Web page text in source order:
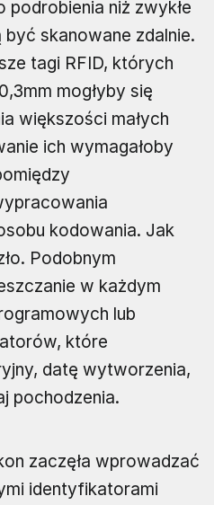
podrobienia niż zwykłe
skanowane zdalnie.
tagi RFID, których
mogłyby się
większości małych
ich wymagałoby
kodowania. Jak
Podobnym
w każdym
lub
które
datę wytworzenia,
pochodzenia.
zaczęła wprowadzać
identyfikatorami